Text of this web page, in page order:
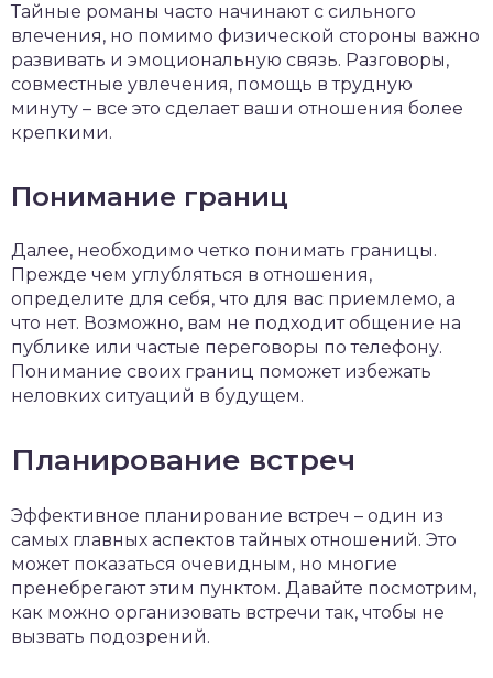
Тайные романы часто начинают с сильного
влечения, но помимо физической стороны важно
развивать и эмоциональную связь. Разговоры,
совместные увлечения, помощь в трудную
минуту – все это сделает ваши отношения более
крепкими.
Понимание границ
Далее, необходимо четко понимать границы.
Прежде чем углубляться в отношения,
определите для себя, что для вас приемлемо, а
что нет. Возможно, вам не подходит общение на
публике или частые переговоры по телефону.
Понимание своих границ поможет избежать
неловких ситуаций в будущем.
Планирование встреч
Эффективное планирование встреч – один из
самых главных аспектов тайных отношений. Это
может показаться очевидным, но многие
пренебрегают этим пунктом. Давайте посмотрим,
как можно организовать встречи так, чтобы не
вызвать подозрений.